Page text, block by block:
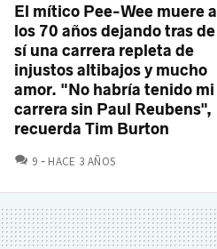
El mítico Pee-Wee muere a
los 70 años dejando tras de
sí una carrera repleta de
injustos altibajos y mucho
amor. "No habría tenido mi
carrera sin Paul Reubens",
recuerda Tim Burton
9 COMENTARIOS
HACE 3 AÑOS